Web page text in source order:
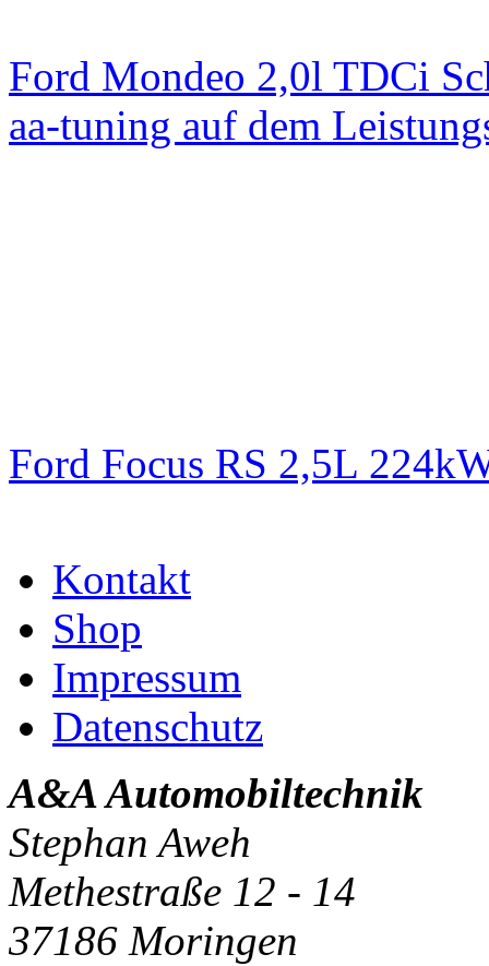
Ford Mondeo 2,0l TDCi
aa-tuning auf dem
Ford Focus RS 2,5L
Kontakt
Shop
Impressum
Datenschutz
A&A Automobiltechnik
Stephan Aweh
Methestraße 12 - 14
37186 Moringen